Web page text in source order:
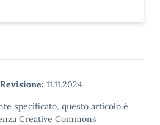
Revisione: 11.11.2024
specificato, questo articolo è
Creative Commons